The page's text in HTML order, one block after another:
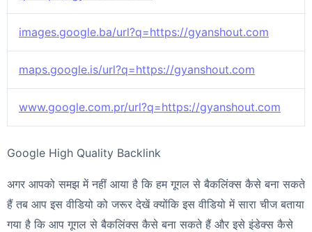
images.google.ba/url?q=https://gyanshout.com
maps.google.is/url?q=https://gyanshout.com
www.google.com.pr/url?q=https://gyanshout.com
Google High Quality Backlink
अगर आपको समझ में नहीं आया है कि हम गूगल से बैकलिंक्स कैसे बना सकते
हैं तब आप इस वीडियो को जरूर देखें क्योंकि इस वीडियो में सारा चीज बताया
गया है कि आप गूगल से बैकलिंक्स कैसे बना सकते हैं और इसे इंडेक्स कैसे